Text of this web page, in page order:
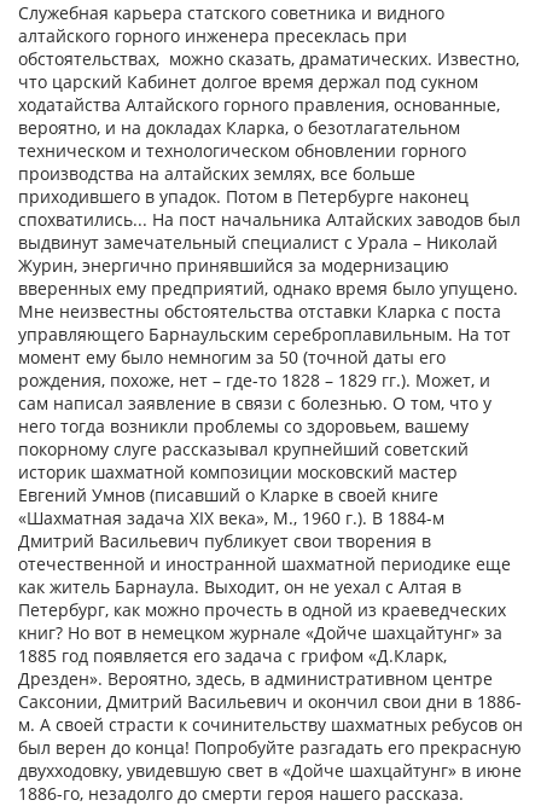
Служебная карьера статского советника и видного
алтайского горного инженера пресеклась при
обстоятельствах, можно сказать, драматических. Известно,
что царский Кабинет долгое время держал под сукном
ходатайства Алтайского горного правления, основанные,
вероятно, и на докладах Кларка, о безотлагательном
техническом и технологическом обновлении горного
производства на алтайских землях, все больше
приходившего в упадок. Потом в Петербурге наконец
спохватились... На пост начальника Алтайских заводов был
выдвинут замечательный специалист с Урала – Николай
Журин, энергично принявшийся за модернизацию
вверенных ему предприятий, однако время было упущено.
Мне неизвестны обстоятельства отставки Кларка с поста
управляющего Барнаульским сереброплавильным. На тот
момент ему было немногим за 50 (точной даты его
рождения, похоже, нет – где-то 1828 – 1829 гг.). Может, и
сам написал заявление в связи с болезнью. О том, что у
него тогда возникли проблемы со здоровьем, вашему
покорному слуге рассказывал крупнейший советский
историк шахматной композиции московский мастер
Евгений Умнов (писавший о Кларке в своей книге
«Шахматная задача XIX века», М., 1960 г.). В 1884-м
Дмитрий Васильевич публикует свои творения в
отечественной и иностранной шахматной периодике еще
как житель Барнаула. Выходит, он не уехал с Алтая в
Петербург, как можно прочесть в одной из краеведческих
книг? Но вот в немецком журнале «Дойче шахцайтунг» за
1885 год появляется его задача с грифом «Д.Кларк,
Дрезден». Вероятно, здесь, в административном центре
Саксонии, Дмитрий Васильевич и окончил свои дни в 1886-
м. А своей страсти к сочинительству шахматных ребусов он
был верен до конца! Попробуйте разгадать его прекрасную
двухходовку, увидевшую свет в «Дойче шахцайтунг» в июне
1886-го, незадолго до смерти героя нашего рассказа.